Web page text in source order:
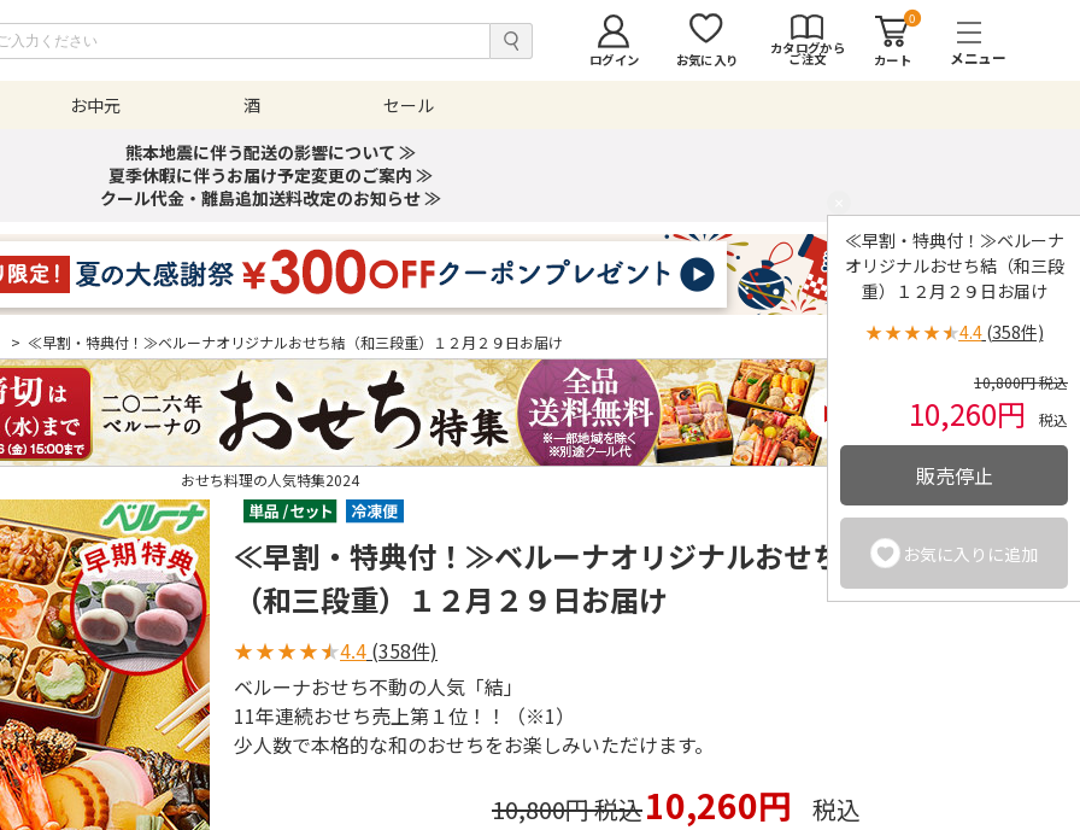
ログイン お気に入り
カタログから
ご注文
0
カート
お中元 酒
セール
熊本地震に伴う配送の影響について ≫
夏季休暇に伴うお届け予定変更のご案内 ≫
クール代金・離島追加送料改定のお知らせ ≫
> ≪早割・特典付！≫ベルーナオリジナルおせち結（和三段重）１２月２９日お届け
≪早割・特典付！≫ベルーナ
オリジナルおせち結（和三段
重）１２月２９日お届け
★★★★★4.4(358件)
10,800円 税込
10,260円 税込
販売停止
お気に入りに追加
おせち料理の人気特集2024
≪早割・特典付！≫ベルーナオリジナルおせち結
（和三段重）１２月２９日お届け
★★★★★4.4 (358件)
ベルーナおせち不動の人気「結」
11年連続おせち売上第１位！！（※1）
少人数で本格的な和のおせちをお楽しみいただけます。
10,800円 税込10,260円 税込